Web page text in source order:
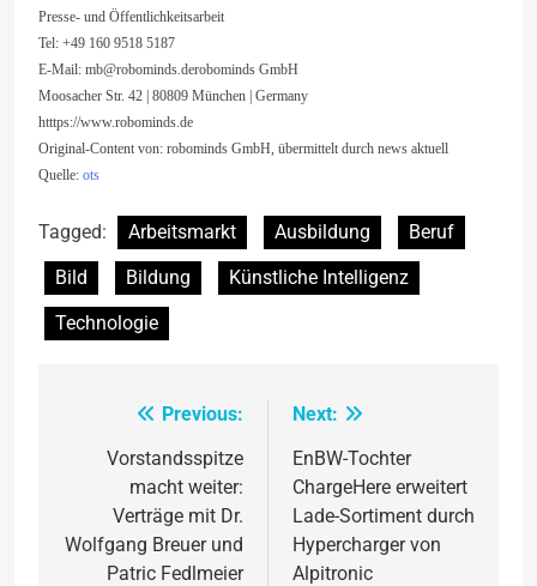
Presse- und Öffentlichkeitsarbeit
Tel: +49 160 9518 5187
E-Mail: mb@robominds.derobominds GmbH
Moosacher Str. 42 | 80809 München | Germany
htttps://www.robominds.de
Original-Content von: robominds GmbH, übermittelt durch news aktuell
Quelle: ots
Tagged: Arbeitsmarkt Ausbildung
Beruf
Bild
Bildung
Künstliche Intelligenz
Technologie
Beitragsnavigation
Previous:
Vorstandsspitze
macht weiter:
Verträge mit Dr.
Wolfgang Breuer und
Patric Fedlmeier
Next:
EnBW-Tochter
ChargeHere erweitert
Lade-Sortiment durch
Hypercharger von
Alpitronic